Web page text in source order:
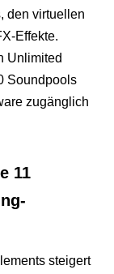
den virtuellen
Effekte.
Unlimited
Soundpools
zugänglich
11
steigert